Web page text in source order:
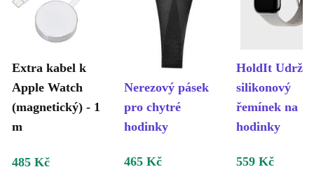
Extra kabel k
Apple Watch
(magnetický) - 1
m
Nerezový pásek
pro chytré
hodinky
HoldIt
silikonový
řemínek na
hodinky
485 Kč 465 Kč 559 Kč